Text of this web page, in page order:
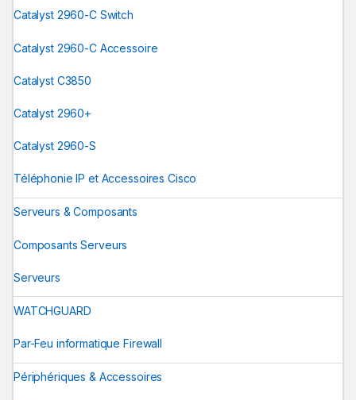
Catalyst 2960-C Switch
Catalyst 2960-C Accessoire
Catalyst C3850
Catalyst 2960+
Catalyst 2960-S
Téléphonie IP et Accessoires Cisco
Serveurs & Composants
Composants Serveurs
Serveurs
WATCHGUARD
Par-Feu informatique Firewall
Périphériques & Accessoires